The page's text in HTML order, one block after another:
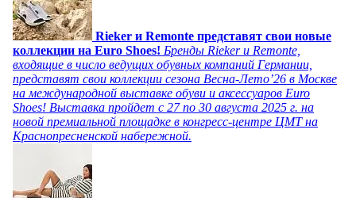
Rieker и Remonte представят свои новые
коллекции на Euro Shoes! Бренды Rieker и Remonte,
входящие в число ведущих обувных компаний Германии,
представят свои коллекции сезона Весна-Лето’26 в Москве
на международной выставке обуви и аксессуаров Euro
Shoes! Выставка пройдет c 27 по 30 августа 2025 г. на
новой премиальной площадке в конгресс-центре ЦМТ на
Краснопресненской набережной.